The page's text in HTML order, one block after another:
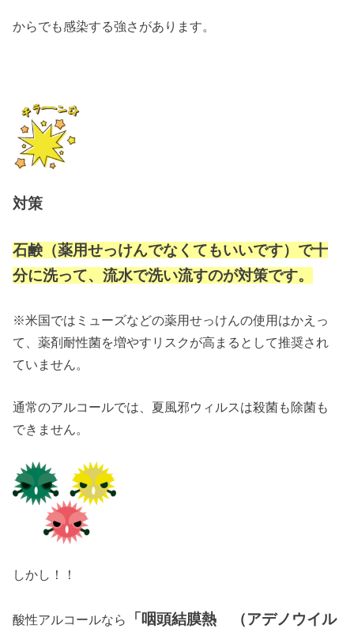
からでも感染する強さがあります。
対策
石鹸（薬用せっけんでなくてもいいです）で十
分に洗って、流水で洗い流すのが対策です。
※米国ではミューズなどの薬用せっけんの使用はかえっ
て、薬剤耐性菌を増やすリスクが高まるとして推奨され
ていません。
通常のアルコールでは、夏風邪ウィルスは殺菌も除菌も
できません。
しかし！！
酸性アルコールなら
「咽頭結膜熱 （アデノウイル